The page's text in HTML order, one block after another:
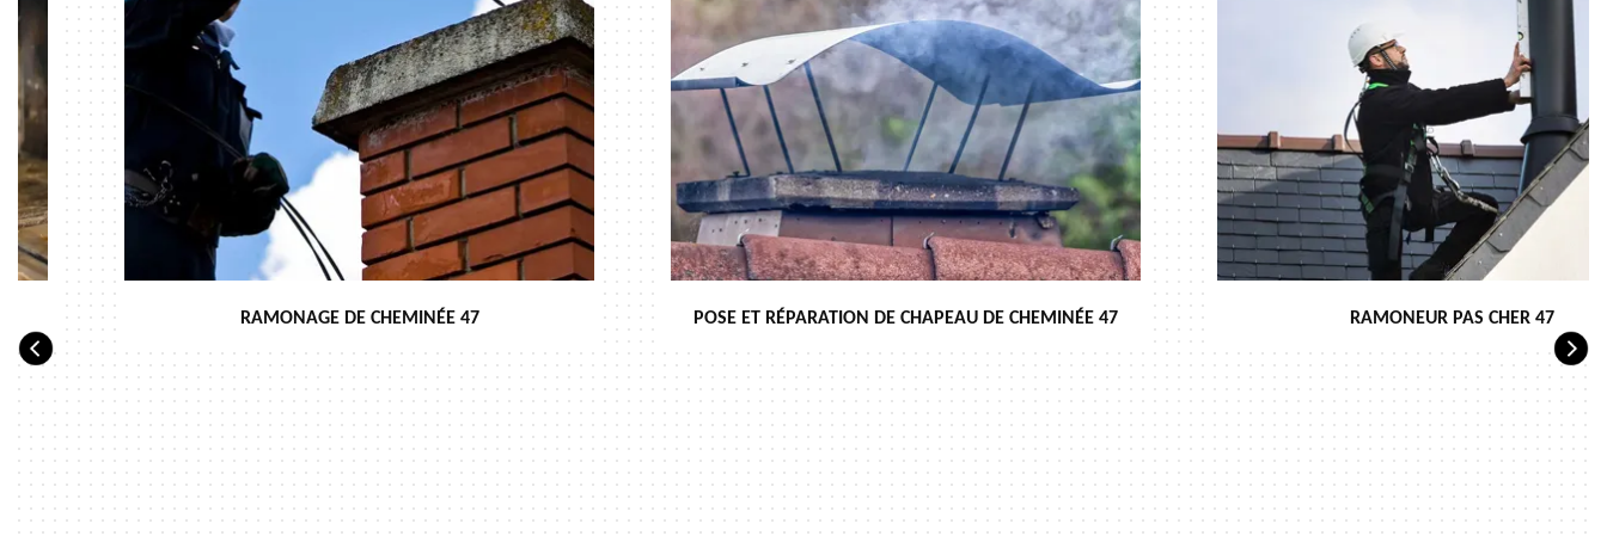
RAMONAGE DE CHEMINÉE 47 POSE ET RÉPARATION DE CHAPEAU DE CHEMINÉE 47 RAMONEUR PAS CHER 47